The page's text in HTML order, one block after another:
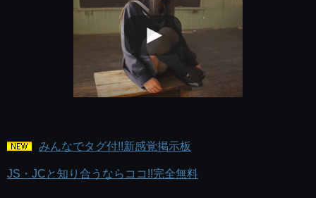
みんなでタグ付!!新感覚掲示板
JS・JCと知り合うならココ!!完全無料